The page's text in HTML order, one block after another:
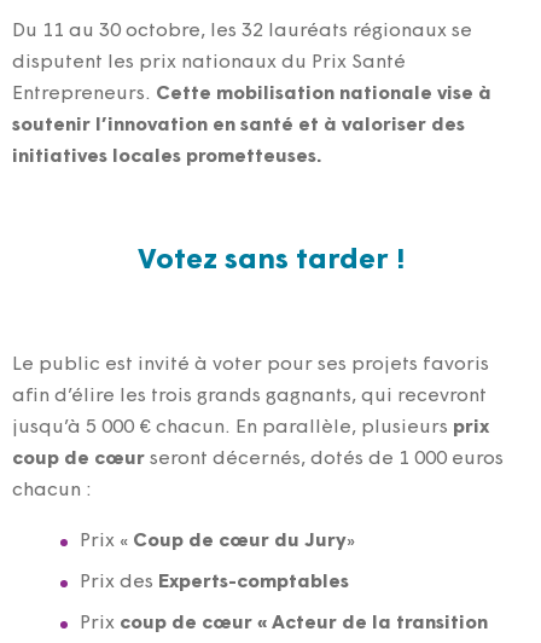
Du 11 au 30 octobre, les 32 lauréats régionaux se
disputent les prix nationaux du Prix Santé
Entrepreneurs. Cette mobilisation nationale vise à
soutenir l’innovation en santé et à valoriser des
initiatives locales prometteuses.
Votez sans tarder !
Le public est invité à voter pour ses projets favoris
afin d’élire les trois grands gagnants, qui recevront
jusqu’à 5 000 € chacun. En parallèle, plusieurs prix
coup de cœur seront décernés, dotés de 1 000 euros
chacun :
Prix « Coup de cœur du Jury»
Prix des Experts-comptables
Prix coup de cœur « Acteur de la transition